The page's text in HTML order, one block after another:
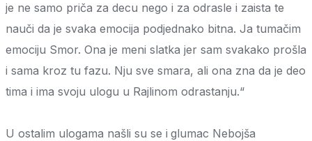
je ne samo priča za decu nego i za odrasle i zaista te
nauči da je svaka emocija podjednako bitna. Ja tumačim
emociju Smor. Ona je meni slatka jer sam svakako prošla
i sama kroz tu fazu. Nju sve smara, ali ona zna da je deo
tima i ima svoju ulogu u Rajlinom odrastanju.“
U ostalim ulogama našli su se i glumac Nebojša